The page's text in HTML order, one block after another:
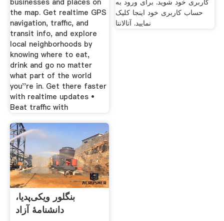
the map. Get realtime GPS
navigation, traffic, and
transit info, and explore
local neighborhoods by
knowing where to eat,
drink and go no matter
what part of the world
you''re in. Get there faster
with realtime updates •
Beat traffic with
حساب کاربری خود اینجا کلیک
نمایید. آتالانتا
بنگلور ویکی‌پدیا،
دانشنامهٔ آزاد